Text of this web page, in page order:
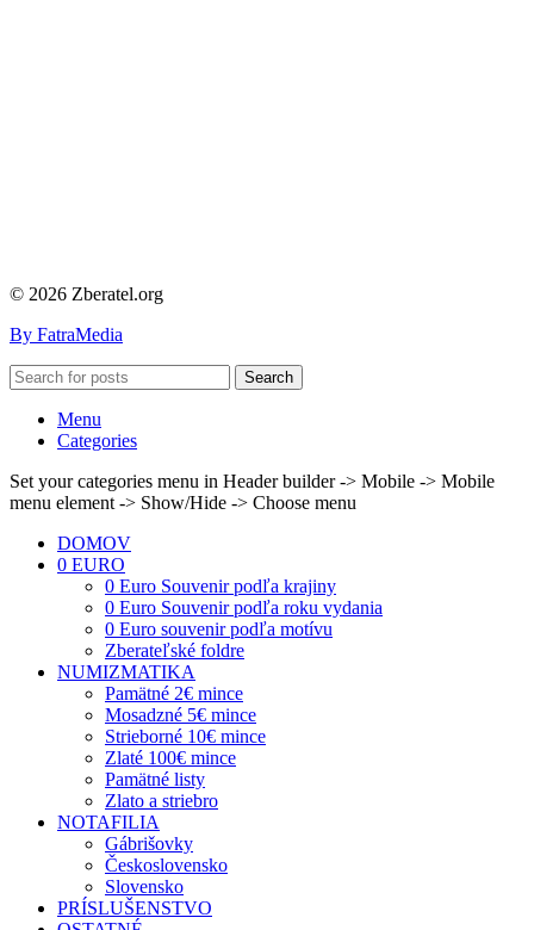
© 2026 Zberatel.org
By FatraMedia
Search
Menu
Categories
Set your categories menu in Header builder -> Mobile -> Mobile
menu element -> Show/Hide -> Choose menu
DOMOV
0 EURO
0 Euro Souvenir podľa krajiny
0 Euro Souvenir podľa roku vydania
0 Euro souvenir podľa motívu
Zberateľské foldre
NUMIZMATIKA
Pamätné 2€ mince
Mosadzné 5€ mince
Strieborné 10€ mince
Zlaté 100€ mince
Pamätné listy
Zlato a striebro
NOTAFILIA
Gábrišovky
Československo
Slovensko
PRÍSLUŠENSTVO